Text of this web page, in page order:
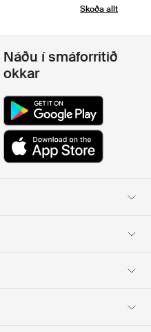
Skoða allt
Náðu í smáforritið
okkar